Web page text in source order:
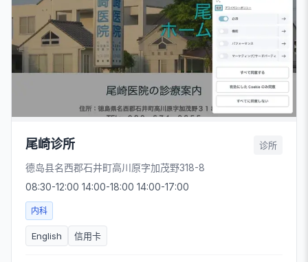
尾崎诊所 诊所
德岛县名西郡石井町高川原字加茂野318-8
08:30-12:00 14:00-18:00 14:00-17:00
内科
English 信用卡